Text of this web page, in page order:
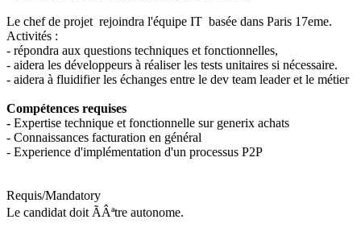
Le chef de projet rejoindra l'équipe IT basée dans Paris 17eme.
Activités :
- répondra aux questions techniques et fonctionnelles,
- aidera les développeurs à réaliser les tests unitaires si nécessaire.
- aidera à fluidifier les échanges entre le dev team leader et le métier
Compétences requises
- Expertise technique et fonctionnelle sur generix achats
- Connaissances facturation en général
- Experience d'implémentation d'un processus P2P
Requis/Mandatory
Le candidat doit ÃÂªtre autonome.